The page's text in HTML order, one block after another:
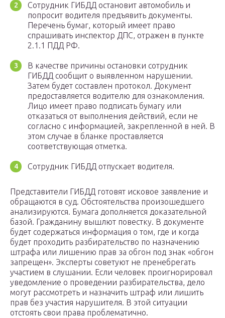
Сотрудник ГИБДД остановит автомобиль и
попросит водителя предъявить документы.
Перечень бумаг, который имеет право
спрашивать инспектор ДПС, отражен в пункте
2.1.1 ПДД РФ.
В качестве причины остановки сотрудник
ГИБДД сообщит о выявленном нарушении.
Затем будет составлен протокол. Документ
предоставляется водителю для ознакомления.
Лицо имеет право подписать бумагу или
отказаться от выполнения действий, если не
согласно с информацией, закрепленной в ней. В
этом случае в бланке проставляется
соответствующая отметка.
Сотрудник ГИБДД отпускает водителя.
Представители ГИБДД готовят исковое заявление и
обращаются в суд. Обстоятельства произошедшего
анализируются. Бумага дополняется доказательной
базой. Гражданину вышлют повестку. В документе
будет содержаться информация о том, где и когда
будет проходить разбирательство по назначению
штрафа или лишению прав за обгон под знак «обгон
запрещен». Эксперты советуют не пренебрегать
участием в слушании. Если человек проигнорировал
уведомление о проведении разбирательства, дело
могут рассмотреть и назначить штраф или лишить
прав без участия нарушителя. В этой ситуации
отстоять свои права проблематично.